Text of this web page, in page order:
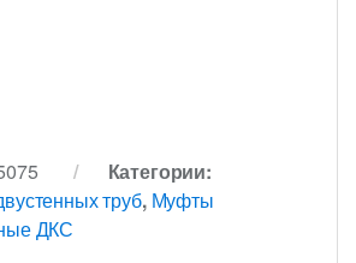
Категории:
труб, Муфты
ДКС